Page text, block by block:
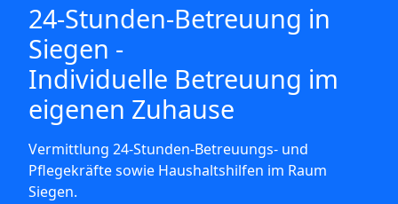
24-Stunden-Betreuung in
Siegen -
Individuelle Betreuung im
eigenen Zuhause
Vermittlung 24-Stunden-Betreuungs- und
Pflegekräfte sowie Haushaltshilfen im Raum
Siegen.